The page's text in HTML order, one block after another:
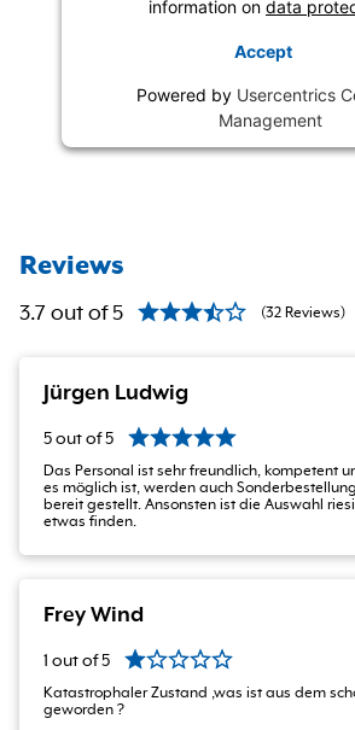
information on data
Accept
Powered by Usercentrics
Management
Reviews
3.7 out of5 (32 Reviews)
Jürgen Ludwig
5out of5
Das Personal ist sehr freundlich, kompetent
es möglich ist, werden auch
bereit gestellt. Ansonsten ist die Auswahl
etwas finden.
Frey Wind
1 out of5
Katastrophaler Zustand ,was ist aus dem
geworden ?